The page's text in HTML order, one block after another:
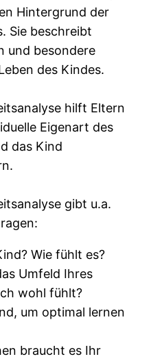
Hintergrund der
Sie beschreibt
und besondere
des Kindes.
hilft Eltern
Eigenart des
das Kind
gibt u.a.
Wie fühlt es?
Umfeld Ihres
wohl fühlt?
um optimal lernen
braucht es Ihr